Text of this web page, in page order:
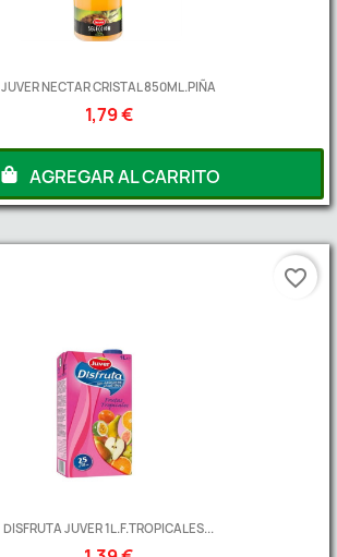
JUVER NECTAR CRISTAL 850ML.PIÑA
1,79 €
AGREGAR AL CARRITO
DISFRUTA JUVER 1L.F.TROPICALES...
favorite_border